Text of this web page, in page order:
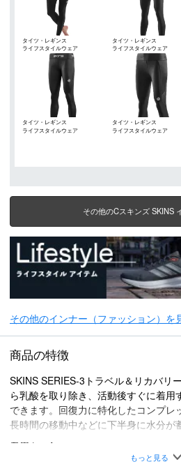
タイツ・レギンス
ライフスタイルウェア
タイツ・レギンス
ライフスタイルウェア
タイツ・レギンス
ライフスタイルウェア
タイツ・レギンス
ライフスタイルウェア
その他のCスキンズ SKINS
その他のインナー（ファッション）を
商品の特徴
SKINS SERIES-3トラベル＆リカバリ
ら乳酸を取り除き、活動後すぐに着
できます。回復力に特化したコンプレ
長時間の移動中などに下半身に水分が
着用シーン
もっと見る